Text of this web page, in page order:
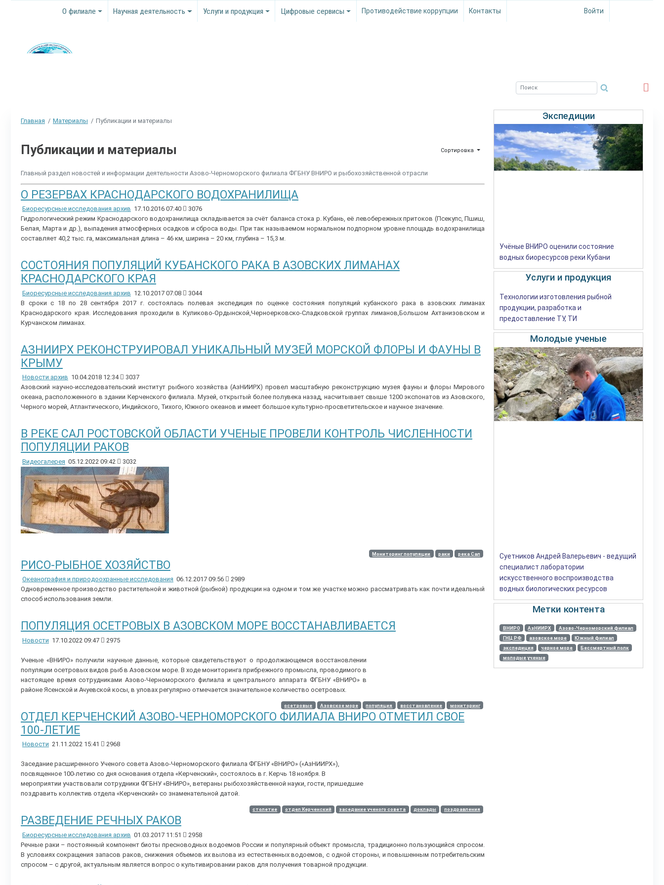
О филиале Научная деятельность Услуги и продукция Цифровые сервисы Противодействие коррупции Контакты Войти
Главная Материалы Публикации и материалы
Публикации и материалы Сортировка
Главный раздел новостей и информации деятельности Азово-Черноморского филиала ФГБНУ ВНИРО и рыбохозяйственной отрасли
О РЕЗЕРВАХ КРАСНОДАРСКОГО ВОДОХРАНИЛИЩА
Биоресурсные исследования архив 17.10.2016 07:40
3076
Гидрологический режим Краснодарского водохранилища складывается за счёт баланса стока р. Кубань, её левобережных притоков (Псекупс, Пшиш,
Белая, Марта и др.), выпадения атмосферных осадков и сброса воды. При так называемом нормальном подпорном уровне площадь водохранилища
составляет 40,2 тыс. га, максимальная длина – 46 км, ширина – 20 км, глубина – 15,3 м.
СОСТОЯНИЯ ПОПУЛЯЦИЙ КУБАНСКОГО РАКА В АЗОВСКИХ ЛИМАНАХ
КРАСНОДАРСКОГО КРАЯ
Биоресурсные исследования архив 12.10.2017 07:08
3044
В сроки с 18 по 28 сентября 2017 г. состоялась полевая экспедиция по оценке состояния популяций кубанского рака в азовских лиманах
Краснодарского края. Исследования проходили в Куликово-Ордынской,Черноерковско-Сладковской группах лиманов,Большом Ахтанизовском и
Курчанском лиманах.
АЗНИИРХ РЕКОНСТРУИРОВАЛ УНИКАЛЬНЫЙ МУЗЕЙ МОРСКОЙ ФЛОРЫ И ФАУНЫ В
КРЫМУ
Новости архив 10.04.2018 12:34
3037
Азовский научно-исследовательский институт рыбного хозяйства (АзНИИРХ) провел масштабную реконструкцию музея фауны и флоры Мирового
океана, расположенного в здании Керченского филиала. Музей, открытый более полувека назад, насчитывает свыше 1200 экспонатов из Азовского,
Черного морей, Атлантического, Индийского, Тихого, Южного океанов и имеет большое культурно-просветительское и научное значение.
В РЕКЕ САЛ РОСТОВСКОЙ ОБЛАСТИ УЧЕНЫЕ ПРОВЕЛИ КОНТРОЛЬ ЧИСЛЕННОСТИ
ПОПУЛЯЦИИ РАКОВ
Видеогалерея 05.12.2022 09:42 3032
Мониторинг популяции раки река Сал
РИСО-РЫБНОЕ ХОЗЯЙСТВО
Океанография и природоохранные исследования 06.12.2017 09:56
2989
Одновременное производство растительной и животной (рыбной) продукции на одном и том же участке можно рассматривать как почти идеальный
способ использования земли.
ПОПУЛЯЦИЯ ОСЕТРОВЫХ В АЗОВСКОМ МОРЕ ВОССТАНАВЛИВАЕТСЯ
Новости 17.10.2022 09:47 2975
Ученые «ВНИРО» получили научные данные, которые свидетельствуют о продолжающемся восстановлении
популяции осетровых видов рыб в Азовском море. В ходе мониторинга прибрежного промысла, проводимого в
настоящее время сотрудниками Азово-Черноморского филиала и центрального аппарата ФГБНУ «ВНИРО» в
районе Ясенской и Ачуевской косы, в уловах регулярно отмечается значительное количество осетровых.
осетровые Азовское море популяция восстановление мониторинг
ОТДЕЛ КЕРЧЕНСКИЙ АЗОВО-ЧЕРНОМОРСКОГО ФИЛИАЛА ВНИРО ОТМЕТИЛ СВОЕ
100-ЛЕТИЕ
Новости 21.11.2022 15:41 2968
Заседание расширенного Ученого совета Азово-Черноморского филиала ФГБНУ «ВНИРО» («АзНИИРХ»),
посвященное 100-летию со дня основания отдела «Керченский», состоялось в г. Керчь 18 ноября. В
мероприятии участвовали сотрудники ФГБНУ «ВНИРО», ветераны рыбохозяйственной науки, гости, пришедшие
поздравить коллектив отдела «Керченский» со знаменательной датой.
столетие отдел Керченский заседание ученого совета доклады поздравления
РАЗВЕДЕНИЕ РЕЧНЫХ РАКОВ
Биоресурсные исследования архив 01.03.2017 11:51
2958
Речные раки – постоянный компонент биоты пресноводных водоемов России и популярный объект промысла, традиционно пользующийся спросом.
В условиях сокращения запасов раков, снижения объемов их вылова из естественных водоемов, с одной стороны, и повышенным потребительским
спросом – с другой, актуальным является вопрос о культивировании раков для получения товарной продукции.
Экспедиции
Учёные ВНИРО оценили состояние
водных биоресурсов реки Кубани
Услуги и продукция
Технологии изготовления рыбной
продукции, разработка и
предоставление ТУ, ТИ
Молодые ученые
Суетников Андрей Валерьевич - ведущий
специалист лаборатории
искусственного воспроизводства
водных биологических ресурсов
Метки контента
ВНИРО АзНИИРХ
Азово-Черноморский филиал
ГНЦ РФ
азовское море
Южный филиал
экспедиция
черное море
Бессмертный полк
молодые ученые